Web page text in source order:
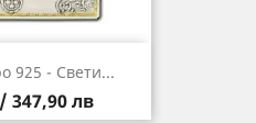
925 - Свети...
347,90 лв